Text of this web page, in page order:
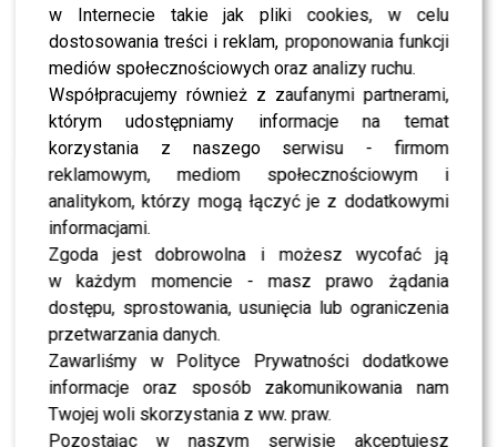
w Internecie takie jak pliki cookies, w celu
dostosowania treści i reklam, proponowania funkcji
mediów społecznościowych oraz analizy ruchu.
Współpracujemy również z zaufanymi partnerami,
którym udostępniamy informacje na temat
korzystania z naszego serwisu - firmom
reklamowym, mediom społecznościowym i
analitykom, którzy mogą łączyć je z dodatkowymi
informacjami.
Zgoda jest dobrowolna i możesz wycofać ją
w każdym momencie - masz prawo żądania
dostępu, sprostowania, usunięcia lub ograniczenia
przetwarzania danych.
Zawarliśmy w Polityce Prywatności dodatkowe
informacje oraz sposób zakomunikowania nam
Twojej woli skorzystania z ww. praw.
Pozostając w naszym serwisie akceptujesz
Co więcej, rozpoczynając kurs Edyta Górniaknie była
świadoma zagrożeń, jakie czyhają na kierowców. Jako
przykład podała m.in. wpływ słońca na widoczność czy
kwestię zapinania pasów.
Mogłam doświadczyć tego,
jak ważny jest to element,
kiedy siada się za
kierownicą, o czym też nie
zdawałam sobie do końca
sprawy. Nie zawsze
zapinałam pasy. Teraz już